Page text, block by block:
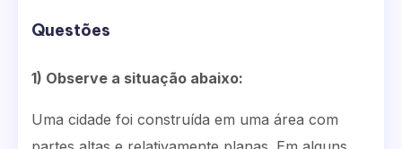
Questões
1) Observe a situação abaixo:
Uma cidade foi construída em uma área com